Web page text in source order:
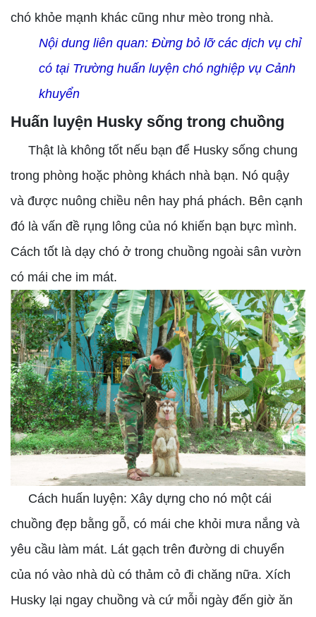
chó khỏe mạnh khác cũng như mèo trong nhà.
Nội dung liên quan: Đừng bỏ lỡ các dịch vụ chỉ
có tại Trường huấn luyện chó nghiệp vụ Cảnh
khuyển
Huấn luyện Husky sống trong chuồng
Thật là không tốt nếu bạn để Husky sống chung
trong phòng hoặc phòng khách nhà bạn. Nó quậy
và được nuông chiều nên hay phá phách. Bên cạnh
đó là vấn đề rụng lông của nó khiến bạn bực mình.
Cách tốt là dạy chó ở trong chuồng ngoài sân vườn
có mái che im mát.
Cách huấn luyện: Xây dựng cho nó một cái
chuồng đẹp bằng gỗ, có mái che khỏi mưa nắng và
yêu cầu làm mát. Lát gạch trên đường di chuyển
của nó vào nhà dù có thảm cỏ đi chăng nữa. Xích
Husky lại ngay chuồng và cứ mỗi ngày đến giờ ăn